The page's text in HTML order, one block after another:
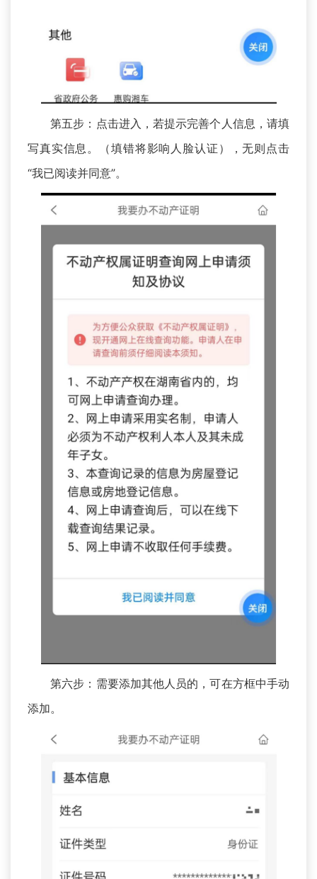
第五步：点击进入，若提示完善个人信息，请填
写真实信息。（填错将影响人脸认证），无则点击
“我已阅读并同意”。
第六步：需要添加其他人员的，可在方框中手动
添加。